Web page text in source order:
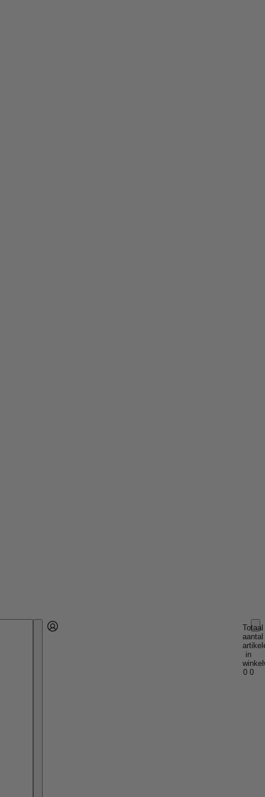
Totaal
aantal
in
0 0